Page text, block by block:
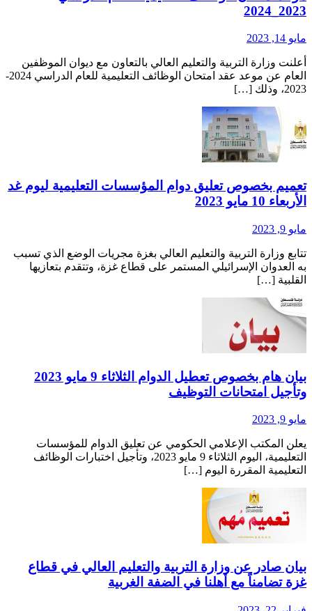
14, 2023
وزارة التربية والتعليم العالي بالتعاون مع ديوان الموظفين
العام عن موعد عقد امتحان الوظائف التعليمية للعام الدراسي 2024-
وذلك […]
بخصوص تعليق دوام المؤسسات التعليمية ليوم غد
10 مايو 2023
9, 2023
وزارة التربية والتعليم العالي بغزة مجريات الوضع الذي تسبب
العدوان الإسرائيلي المستمر على قطاع غزة، وتتقدم بتعازيها
[…]
بيان هام بخصوص تعطيل الدوام الثلاثاء 9 مايو 2023
امتحانات التوظيف
9, 2023
المكتب الإعلامي الحكومي عن تعليق الدوام للمؤسسات
التعليمية، اليوم الثلاثاء 9 مايو 2023، وتأجيل اختبارات الوظائف
المقررة اليوم […]
صادر عن وزارة التربية والتعليم العالي في قطاع
تضامناً مع أهلنا في الضفة الغربية